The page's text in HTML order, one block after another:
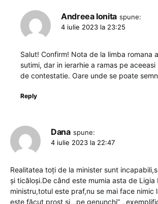
Andreea Ionita spune:
4 iulie 2023 la 23:25
Salut! Confirm! Nota de la limba romana
sutimi, dar in ierarhie a ramas pe
de contestatie. Oare unde se poate
Reply
Dana spune:
4 iulie 2023 la 22:47
Realitatea toți de la minister sunt
și ticăloși.De când este mumia asta de Ligia
ministru,totul este praf,nu se mai face nimic
este făcut prost și ,,pe genunchi” ,